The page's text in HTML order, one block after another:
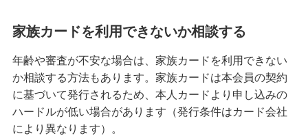
クレジットカード引き落としの時間は？当日入金
の注意点や遅れたときの対処法も紹介
クレジットカードを英語で言うと？海外旅行で使
える基本フレーズをまとめて紹介
家族カードを利用できないか相談する
年齢や審査が不安な場合は、家族カードを利用できない
か相談する方法もあります。家族カードは本会員の契約
に基づいて発行されるため、本人カードより申し込みの
ハードルが低い場合があります（発行条件はカード会社
により異なります）。